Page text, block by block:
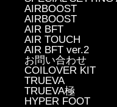
AIRBOOST
AIRBOOST
AIR BFT
AIR TOUCH
AIR BFT ver.2
お問い合わせ
COILOVER KIT
TRUEVA
TRUEVA極
HYPER FOOT